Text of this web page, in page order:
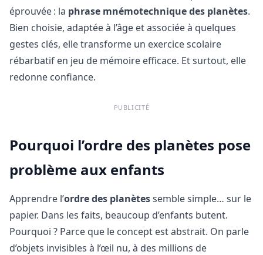
éprouvée : la phrase mnémotechnique des planètes.
Bien choisie, adaptée à l’âge et associée à quelques
gestes clés, elle transforme un exercice scolaire
rébarbatif en jeu de mémoire efficace. Et surtout, elle
redonne confiance.
PUBLICITÉ
Pourquoi l’ordre des planètes pose
problème aux enfants
Apprendre l’ordre des planètessemble simple… sur le
papier. Dans les faits, beaucoup d’enfants butent.
Pourquoi ? Parce que le concept est abstrait. On parle
d’objets invisibles à l’œil nu, à des millions de